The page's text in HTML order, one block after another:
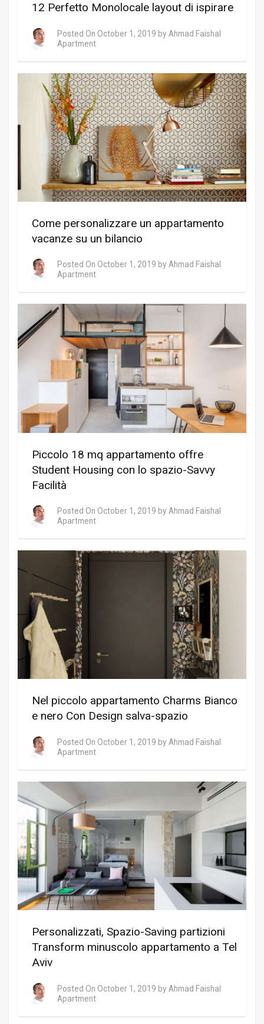
12 Perfetto Monolocale layout di ispirare
Posted On October 1, 2019 by Ahmad Faishal
Apartment
Come personalizzare un appartamento
vacanze su un bilancio
Posted On October 1, 2019 by Ahmad Faishal
Apartment
Piccolo 18 mq appartamento offre
Student Housing con lo spazio-Savvy
Facilità
Posted On October 1, 2019 by Ahmad Faishal
Apartment
Nel piccolo appartamento Charms Bianco
e nero Con Design salva-spazio
Posted On October 1, 2019 by Ahmad Faishal
Apartment
Personalizzati, Spazio-Saving partizioni
Transform minuscolo appartamento a Tel
Aviv
Posted On October 1, 2019 by Ahmad Faishal
Apartment